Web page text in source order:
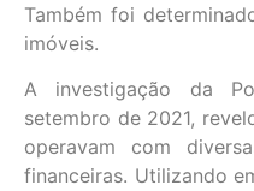
Também foi
imóveis.
A investigação da
setembro de 2021,
operavam com
financeiras. Utilizando